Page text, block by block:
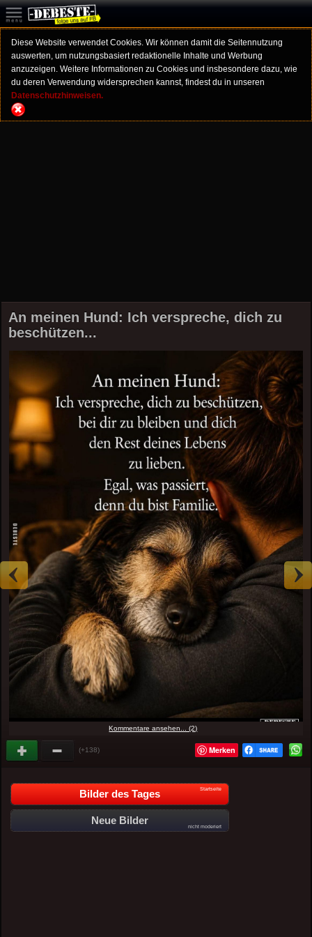
Diese Website verwendet Cookies. Wir können damit die Seitennutzung
auswerten, um nutzungsbasiert redaktionelle Inhalte und Werbung
anzuzeigen. Weitere Informationen zu Cookies und insbesondere dazu, wie
du deren Verwendung widersprechen kannst, findest du in unseren
Datenschutzhinweisen.
An meinen Hund: Ich verspreche, dich zu
beschützen...
Kommentare ansehen... (2)
(+138) Merken
Bilder des Tages Startseite
Neue Bilder
nicht moderiert